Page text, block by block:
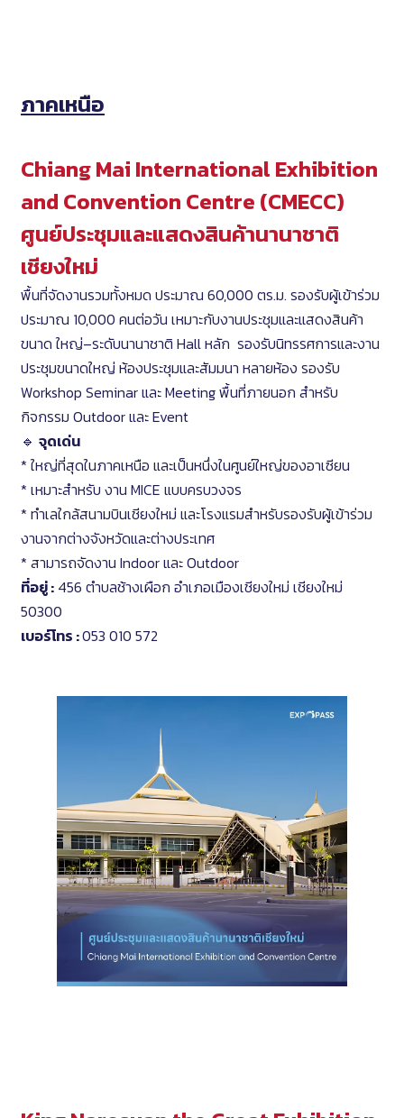
ภาคเหนือ
Chiang Mai International Exhibition
and Convention Centre (CMECC)
ศูนย์ประชุมและแสดงสินค้านานาชาติ
เชียงใหม่
พื้นที่จัดงานรวมทั้งหมด ประมาณ 60,000 ตร.ม. รองรับผู้เข้าร่วม
ประมาณ 10,000 คนต่อวัน เหมาะกับงานประชุมและแสดงสินค้า
ขนาด ใหญ่–ระดับนานาชาติ Hall หลัก รองรับนิทรรศการและงาน
ประชุมขนาดใหญ่ ห้องประชุมและสัมมนา หลายห้อง รองรับ
Workshop Seminar และ Meeting พื้นที่ภายนอก สำหรับ
กิจกรรม Outdoor และ Event
🔹 จุดเด่น
* ใหญ่ที่สุดในภาคเหนือ และเป็นหนึ่งในศูนย์ใหญ่ของอาเซียน
* เหมาะสำหรับ งาน MICE แบบครบวงจร
* ทำเลใกล้สนามบินเชียงใหม่ และโรงแรมสำหรับรองรับผู้เข้าร่วม
งานจากต่างจังหวัดและต่างประเทศ
* สามารถจัดงาน Indoor และ Outdoor
ที่อยู่ : 456 ตำบลช้างเผือก อำเภอเมืองเชียงใหม่ เชียงใหม่
50300
เบอร์โทร :053 010 572